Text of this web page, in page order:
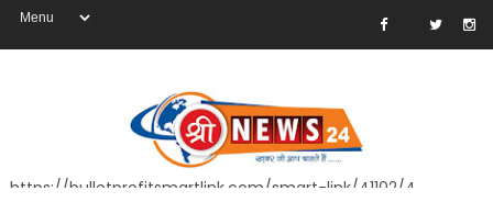
https://bulletprofitsmartlink.com/smart-link/41102/4